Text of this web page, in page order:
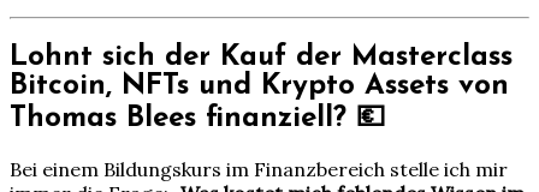
Lohnt sich der Kauf der Masterclass
Bitcoin, NFTs und Krypto Assets von
Thomas Blees finanziell? 💶
Bei einem Bildungskurs im Finanzbereich stelle ich mir